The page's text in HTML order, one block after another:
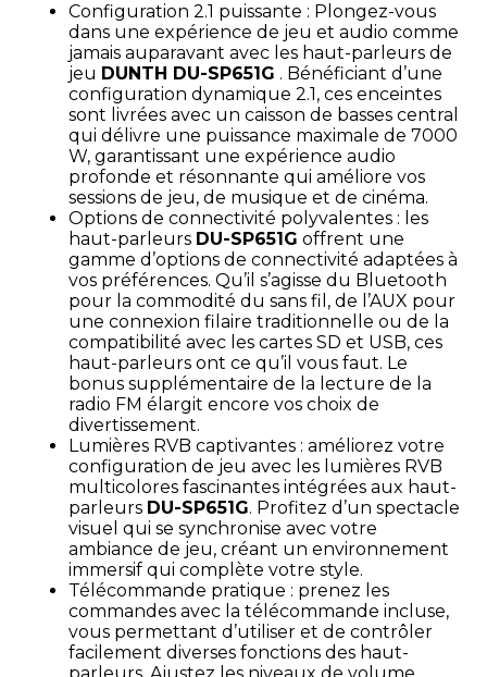
Configuration 2.1 puissante : Plongez-vous
dans une expérience de jeu et audio comme
jamais auparavant avec les haut-parleurs de
jeu DUNTH DU-SP651G . Bénéficiant d’une
configuration dynamique 2.1, ces enceintes
sont livrées avec un caisson de basses central
qui délivre une puissance maximale de 7000
W, garantissant une expérience audio
profonde et résonnante qui améliore vos
sessions de jeu, de musique et de cinéma.
Options de connectivité polyvalentes : les
haut-parleurs DU-SP651G offrent une
gamme d’options de connectivité adaptées à
vos préférences. Qu’il s’agisse du Bluetooth
pour la commodité du sans fil, de l’AUX pour
une connexion filaire traditionnelle ou de la
compatibilité avec les cartes SD et USB, ces
haut-parleurs ont ce qu’il vous faut. Le
bonus supplémentaire de la lecture de la
radio FM élargit encore vos choix de
divertissement.
Lumières RVB captivantes : améliorez votre
configuration de jeu avec les lumières RVB
multicolores fascinantes intégrées aux haut-
parleurs DU-SP651G. Profitez d’un spectacle
visuel qui se synchronise avec votre
ambiance de jeu, créant un environnement
immersif qui complète votre style.
Télécommande pratique : prenez les
commandes avec la télécommande incluse,
vous permettant d’utiliser et de contrôler
facilement diverses fonctions des haut-